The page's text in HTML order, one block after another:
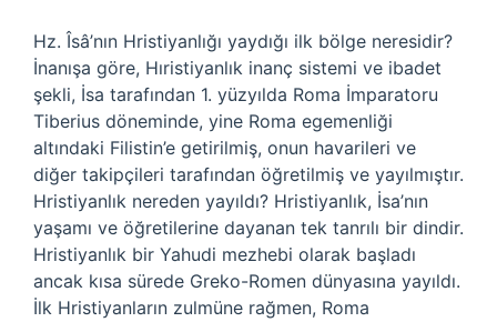
Hz. Îsâ’nın Hristiyanlığı yaydığı ilk bölge neresidir?
İnanışa göre, Hıristiyanlık inanç sistemi ve ibadet
şekli, İsa tarafından 1. yüzyılda Roma İmparatoru
Tiberius döneminde, yine Roma egemenliği
altındaki Filistin’e getirilmiş, onun havarileri ve
diğer takipçileri tarafından öğretilmiş ve yayılmıştır.
Hristiyanlık nereden yayıldı? Hristiyanlık, İsa’nın
yaşamı ve öğretilerine dayanan tek tanrılı bir dindir.
Hristiyanlık bir Yahudi mezhebi olarak başladı
ancak kısa sürede Greko-Romen dünyasına yayıldı.
İlk Hristiyanların zulmüne rağmen, Roma